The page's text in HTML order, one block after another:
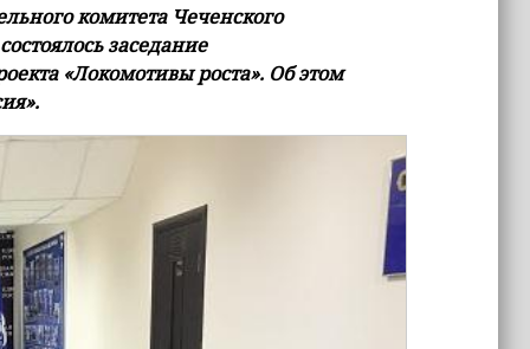
комитета Чеченского
заседание
«Локомотивы роста». Об этом